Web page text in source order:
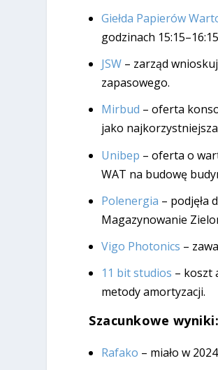
Giełda Papierów
godzinach
JSW – zarząd
zapasowego.
Mirbud – oferta
jako
Unibep – oferta o
WAT na budowę
Polenergia – podjęła
Magazynowanie
Vigo Photonics –
11 bit studios – koszt
metody amortyzacji.
Szacunkowe wyniki:
Rafako – miało w